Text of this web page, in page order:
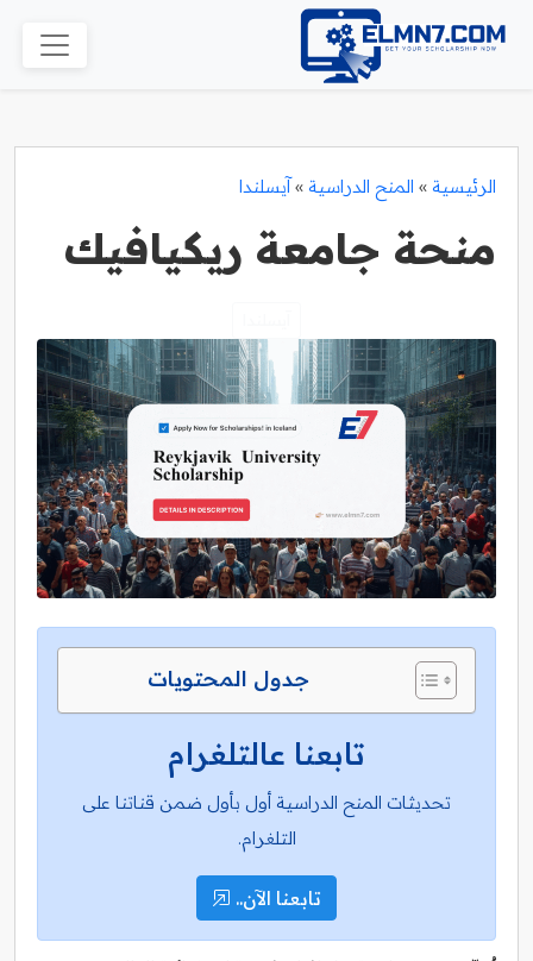
الرئيسية » المنح الدراسية »آيسلندا
منحة جامعة ريكيافيك
جدول المحتويات
تابعنا عالتلغرام
تحديثات المنح الدراسية أول بأول ضمن قناتنا على
التلغرام.
تابعنا الآن..